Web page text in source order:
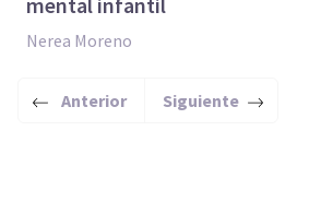
Nerea Moreno
Anterior Siguiente